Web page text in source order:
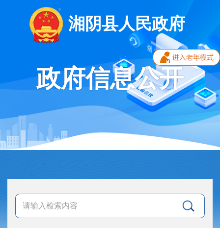
湘阴县人民政府
政府信息公开